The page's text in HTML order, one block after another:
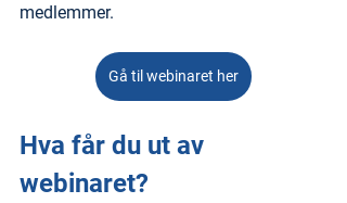
medlemmer.
Gå til webinaret her
Hva får du ut av
webinaret?